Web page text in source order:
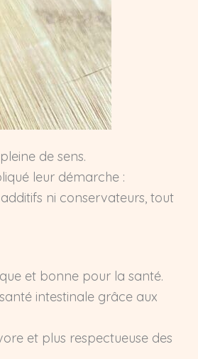
de sens.
leur démarche :
ni conservateurs, tout
et bonne pour la santé.
intestinale grâce aux
et plus respectueuse des